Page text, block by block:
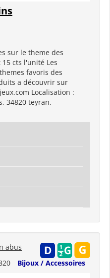
sur le theme des
cts l'unité Les
favoris des
a découvrir sur
Localisation :
34820 teyran,
Bijoux / Accessoires
abus